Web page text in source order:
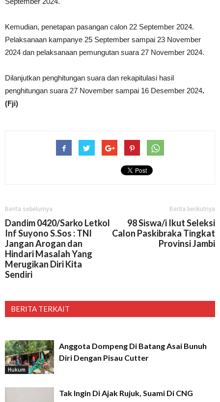
Kemudian, penetapan pasangan calon 22 September 2024.
Pelaksanaan kampanye 25 September sampai 23 November
2024 dan pelaksanaan pemungutan suara 27 November 2024.
Dilanjutkan penghitungan suara dan rekapitulasi hasil
penghitungan suara 27 November sampai 16 Desember 2024.
(Fji)
Berita sebelumya
Dandim 0420/Sarko Letkol
Inf Suyono S.Sos : TNI
Jangan Arogan dan
Hindari Masalah Yang
Merugikan Diri Kita
Sendiri
Berita berikutnya
98 Siswa/i Ikut Seleksi
Calon Paskibraka Tingkat
Provinsi Jambi
BERITA TERKAIT
Hukum
Anggota Dompeng Di Batang Asai Bunuh
Diri Dengan Pisau Cutter
Tak Ingin Di Ajak Rujuk, Suami Di CNG